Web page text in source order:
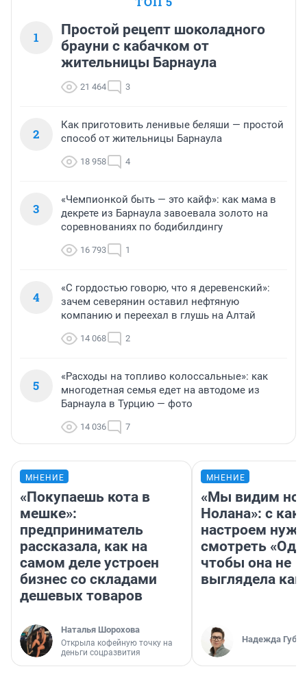
1
Простой рецепт шоколадного
брауни с кабачком от
жительницы Барнаула
21 464 3
2
Как приготовить ленивые беляши — простой
способ от жительницы Барнаула
18 958 4
3
«Чемпионкой быть — это кайф»: как мама в
декрете из Барнаула завоевала золото на
соревнованиях по бодибилдингу
16 793 1
4
«С гордостью говорю, что я деревенский»:
зачем северянин оставил нефтяную
компанию и переехал в глушь на Алтай
14 068 2
5
«Расходы на топливо колоссальные»: как
многодетная семья едет на автодоме из
Барнаула в Турцию — фото
14 036 7
МНЕНИЕ
«Покупаешь кота в
мешке»:
предприниматель
рассказала, как на
самом деле устроен
бизнес со складами
дешевых товаров
Наталья Шорохова
Открыла кофейную точку на
деньги соцразвития
МНЕНИЕ
«Мы видим
Нолана»: с
настроем
смотреть
чтобы она не
выглядела как
Надежда